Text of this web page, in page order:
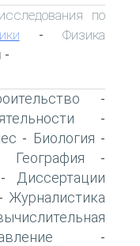
по
-Физика
-
-
-
- Биология -
География -
Диссертации
- Журналистика
-